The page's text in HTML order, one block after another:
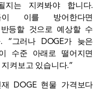
지는 지켜봐야 합니다.
이 이를 방어한다면
등할 것으로 예상할 수
“그러나 DOGE가 늦은
수준 아래로 떨어지면
켜보고 있습니다.”
DOGE 현물 가격보다